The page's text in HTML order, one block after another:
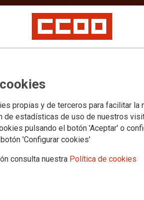
propias y de terceros para facilitar la
de estadísticas de uso de nuestros
pulsando el botón 'Aceptar' o
'Configurar cookies'
consulta nuestra Política de cookies
Tu sindicato
en Cuenca, en el Museo
y mujer" en la que se abordará la presencia
y en la negociación colectiva. Si estás